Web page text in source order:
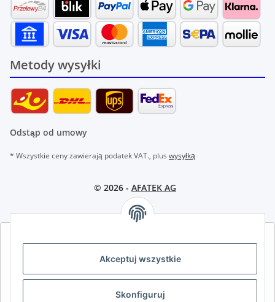
Akceptuj wszystkie
Skonfiguruj
Metody wysyłki
Odstąp od umowy
* Wszystkie ceny zawierają podatek VAT., plus wysyłką
© 2026 - AFATEK AG
AFATEK INTERNATIONAL – WYBIERZ REGION I JĘZYK | SELECT
DE AT CH (DE) CH (FR)
BE (NL) BE (FR)